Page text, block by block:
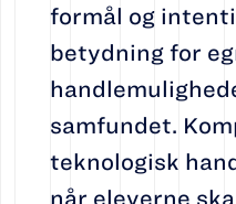
formål og
betydning for
samfundet.
teknologisk
når eleverne